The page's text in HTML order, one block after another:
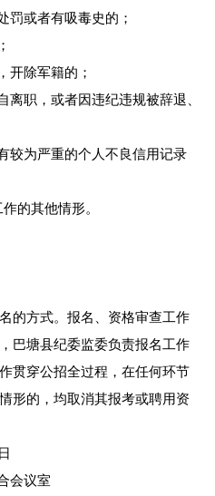
罚或者有吸毒史的；
开除军籍的；
职，或者因违纪违规被辞退、
较为严重的个人不良信用记录
的其他情形。
的方式。报名、资格审查工作
巴塘县纪委监委负责报名工作
贯穿公招全过程，在任何环节
形的，均取消其报考或聘用资
会议室